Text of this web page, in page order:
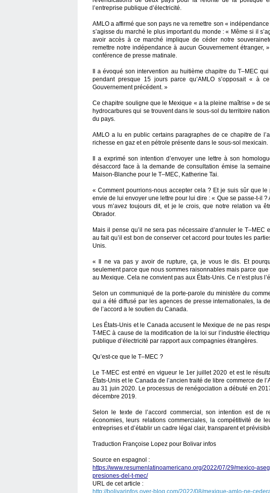
l’entreprise publique d’électricité.
AMLO a affirmé que son pays ne va remettre son «
s’agisse du marché le plus important du monde : « Même si il
avoir accès à ce marché implique de céder notre
remettre notre indépendance à aucun Gouvernement étranger,
conférence de presse matinale.
Il a évoqué son intervention au huitième chapitre du T–MEC
pendant presque 15 jours parce qu’AMLO s’opposait « à
Gouvernement précédent. »
Ce chapitre souligne que le Mexique « a la pleine maîtrise » de
hydrocarbures qui se trouvent dans le sous-sol du territoire
du pays.
AMLO a lu en public certains paragraphes de ce chapitre de
richesse en gaz et en pétrole présente dans le sous-sol mexicain.
Il a exprimé son intention d’envoyer une lettre à son
désaccord face à la demande de consultation émise la
Maison-Blanche pour le T–MEC, Katherine Tai.
« Comment pourrions-nous accepter cela ? Et je suis sûr que
envie de lui envoyer une lettre pour lui dire : « Que se passe-t-il ?
vous m’avez toujours dit, et je le crois, que notre relation va
Obrador.
Mais il pense qu’il ne sera pas nécessaire d’annuler le T–MEC
au fait qu’il est bon de conserver cet accord pour toutes les
Unis.
« Il ne va pas y avoir de rupture, ça, je vous le dis. Et
seulement parce que nous sommes raisonnables mais parce
au Mexique. Cela ne convient pas aux États-Unis. Ce n’est plus
Selon un communiqué de la porte-parole du ministère du
qui a été diffusé par les agences de presse internationales, la
de l’accord a le soutien du Canada.
Les États-Unis et le Canada accusent le Mexique de ne pas
T-MEC à cause de la modification de la loi sur l’industrie
publique d’électricité par rapport aux compagnies étrangères.
Qu’est-ce que le T–MEC ?
Le T-MEC est entré en vigueur le 1er juillet 2020 et est le
États-Unis et le Canada de l’ancien traité de libre commerce de
au 31 juin 2020. Le processus de renégociation a débuté en
décembre 2019.
Selon le texte de l’accord commercial, son intention est de
économies, leurs relations commerciales, la compétitivité de
entreprises et d’établir un cadre légal clair, transparent et
Traduction Françoise Lopez pour Bolivar infos
Source en espagnol :
https://www.resumenlatinoamericano.org/2022/07/29/mexico-
presiones-del-t-mec/
URL de cet article :
http://bolivarinfos.over-blog.com/2022/08/mexique-amlo-ne-